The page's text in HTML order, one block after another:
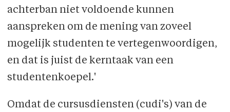
achterban niet vol­doende kunnen
aanspreken om de mening van zoveel
mogelijk studenten te vertegen­woordigen,
en dat is juist de kerntaak van een
studentenkoepel.'
Omdat de cursusdiensten (cudi's) van de